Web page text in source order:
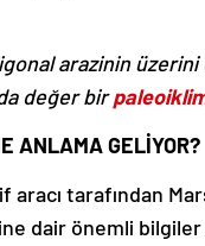
arazinin
değer bir
ANLAMA GELİYOR?
aracı tarafından
dair önemli bilgiler